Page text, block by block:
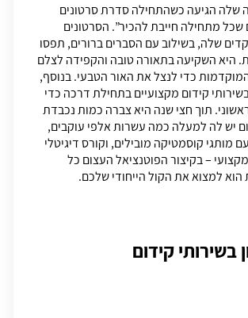
שלה הגיעה כשהתחילה סדרת סרטונים
שכל מתחילה חייבת להכיר”. הסרטונים
שלה, בשילוב עם הסברים ברורים, תפסו
היא השקיעה בתאורה טובה והקפידה לצלם
כדי לנצל את האור הטבעי. בנוסף,
קידום מקצועיים בתחילת דרכה כדי
תוך חצי שנה היא צברה כמות נכבדת
יש לה למעלה כמה עשרות אלפי עוקבים,
מותגי קוסמטיקה מובילים, וקורס דיגיטלי
– בקיצור הפוטנציאל העצום כל
למצוא את הקול הייחודי שלכם.
בשירותי קידום